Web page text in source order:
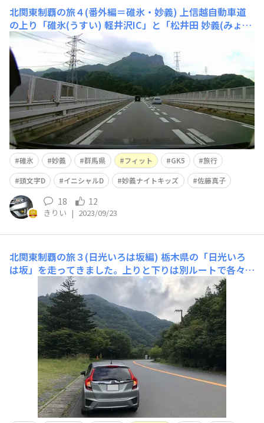
北関東制覇の旅４(番外編＝碓氷・妙義) 上信越自動車道
の上り「碓氷(うすい) 軽井沢IC」と「松井田 妙義(みょう
ぎ)IC」です。残念ながら、今回立ち寄ることはできませ
んでした。北関東完全制覇とはなりませんでしたが、概ね
主要な場所は押さえたので大満足です。何より自車で走れ
たことが嬉しいです。^^これらの場所は作品中で取り上げ
られて有名です
碓氷 妙義 群馬県 フィット GK5
旅行
頭文字D
イニシャルD 妙義ナイトキッズ 佐藤真子
18 12
きりい | 2023/09/23
北関東制覇の旅３(日光いろは坂編) 栃木県の「日光いろ
は坂」を走ってきました。上りと下りは別ルートで各々一
方通行です。上りは2車線あり追い越し可能ですが、下り
は幅員は広いものの追い越し禁止となっています。上りは
勾配のきつい普通の国道といった感じですが、下りの滑り
降りるような感覚は楽しいです。^^上りと下りの分岐点で
す。ここからは一方通